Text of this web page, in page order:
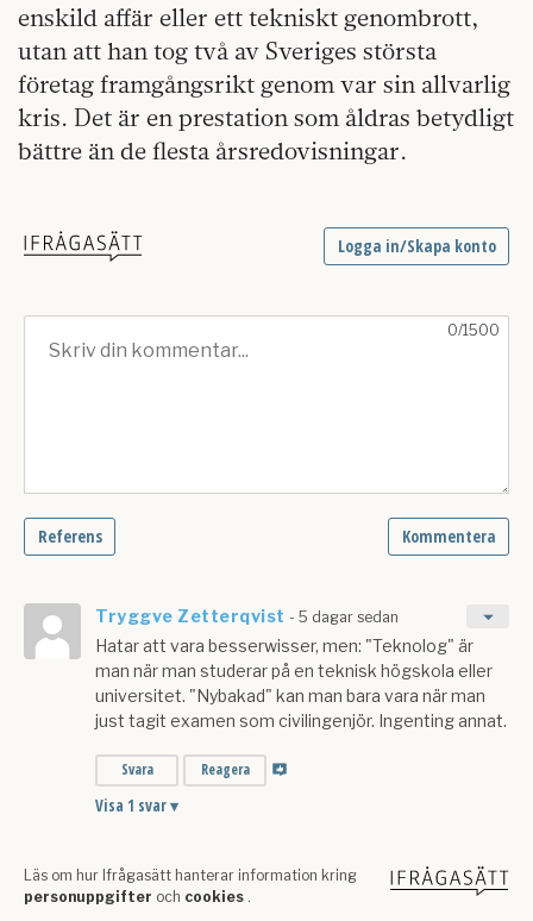
enskild affär eller ett tekniskt genombrott,
utan att han tog två av Sveriges största
företag framgångsrikt genom var sin allvarlig
kris. Det är en prestation som åldras betydligt
bättre än de flesta årsredovisningar.